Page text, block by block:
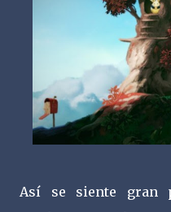
Así se siente gran